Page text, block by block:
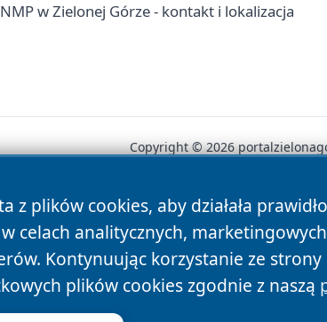
w Zielonej Górze - kontakt i lokalizacja
z plików cookies, aby działała
celach analitycznych,
Kontynuując korzystanie ze
plików cookies zgodnie z naszą
Copyright © 2026
News Autorzy Polityka